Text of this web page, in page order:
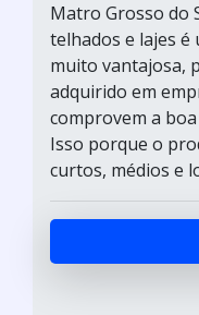
Matro Grosso do
telhados e lajes é
muito vantajosa,
adquirido em
comprovem a
Isso porque o
curtos, médios e